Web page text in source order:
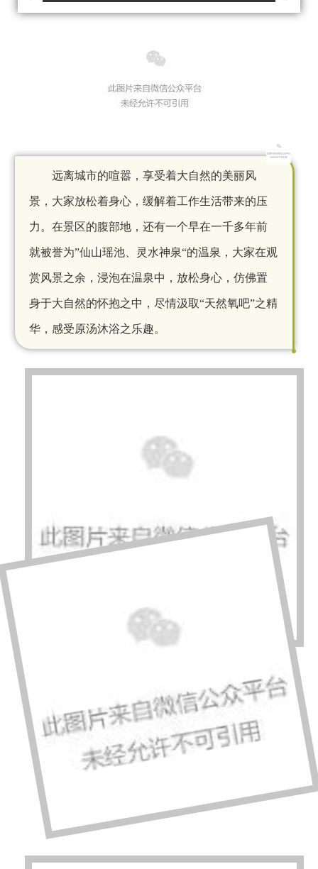
远离城市的喧嚣，享受着大自然的美丽风
景，大家放松着身心，缓解着工作生活带来的压
力。在景区的腹部地，还有一个早在一千多年前
就被誉为”仙山瑶池、灵水神泉“的温泉，大家在观
赏风景之余，浸泡在温泉中，放松身心，仿佛置
身于大自然的怀抱之中，尽情汲取“天然氧吧”之精
华，感受原汤沐浴之乐趣。